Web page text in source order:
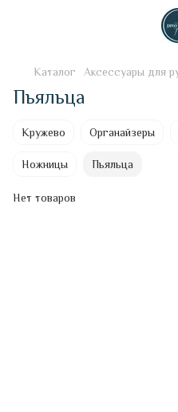
Каталог Аксессуары для
Пьяльца
Кружево Органайзеры
Ножницы Пьяльца
Нет товаров